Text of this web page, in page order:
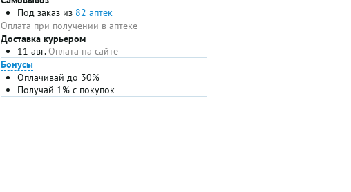
Под заказ из 82 аптек
Оплата при получении в аптеке
Доставка курьером
11 авг. Оплата на сайте
Бонусы
Оплачивай до 30%
Получай 1% с покупок